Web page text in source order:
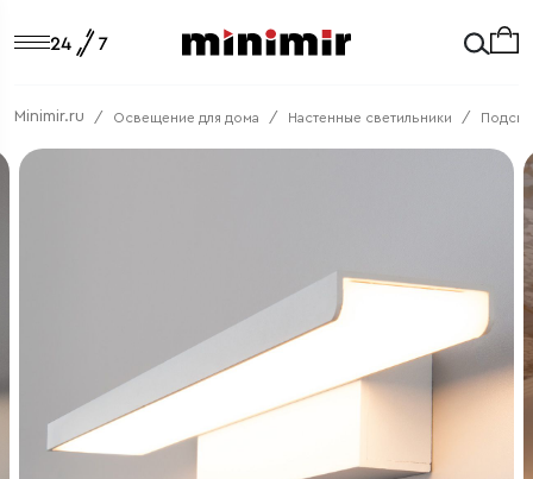
Minimir.ru Освещение для дома Настенные светильники